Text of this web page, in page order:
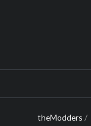
theModders /